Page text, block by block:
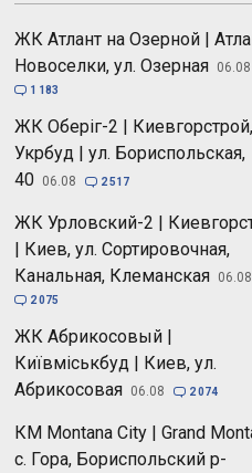
ЖК Атлант на Озерной |
Новоселки, ул. Озерная 06.08
 1 183
ЖК Оберіг-2 | Киевгорстрой,
Укрбуд | ул. Бориспольская,
40 06.08  2 517
ЖК Урловский-2 |
| Киев, ул. Сортировочная,
Канальная, Клеманская 06.08
 2 075
ЖК Абрикосовый |
Київміськбуд | Киев, ул.
Абрикосовая 06.08  2 074
КМ Montana City | Grand
с. Гора, Бориспольский р-